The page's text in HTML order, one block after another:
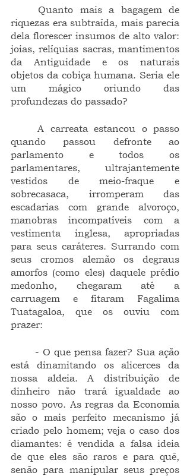
	Quanto mais a bagagem de
riquezas era subtraída, mais parecia
dela florescer insumos de alto valor:
joias, relíquias sacras, mantimentos
da Antiguidade e os naturais
objetos da cobiça humana. Seria ele
um mágico oriundo das
profundezas do passado?
	A carreata estancou o passo
quando passou defronte ao
parlamento e todos os
parlamentares, ultrajantemente
vestidos de meio-fraque e
sobrecasaca, irromperam das
escadarias com grande alvoroço,
manobras incompatíveis com a
vestimenta inglesa, apropriadas
para seus caráteres. Surrando com
seus cromos alemão os degraus
amorfos (como eles) daquele prédio
medonho, chegaram até a
carruagem e fitaram Fagalima
Tuatagaloa, que os ouviu com
prazer:
	- O que pensa fazer? Sua ação
está dinamitando os alicerces da
nossa aldeia. A distribuição de
dinheiro não trará igualdade ao
nosso povo. As regras da Economia
são o mais perfeito mecanismo já
criado pelo homem; veja o caso dos
diamantes: é vendida a falsa ideia
de que eles são raros e para quê,
senão para manipular seus preços